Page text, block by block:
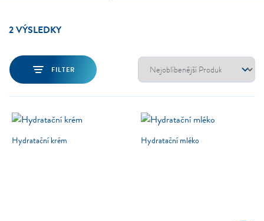
2 VÝSLEDKY
FILTER
Hydratační krém Hydratační mléko